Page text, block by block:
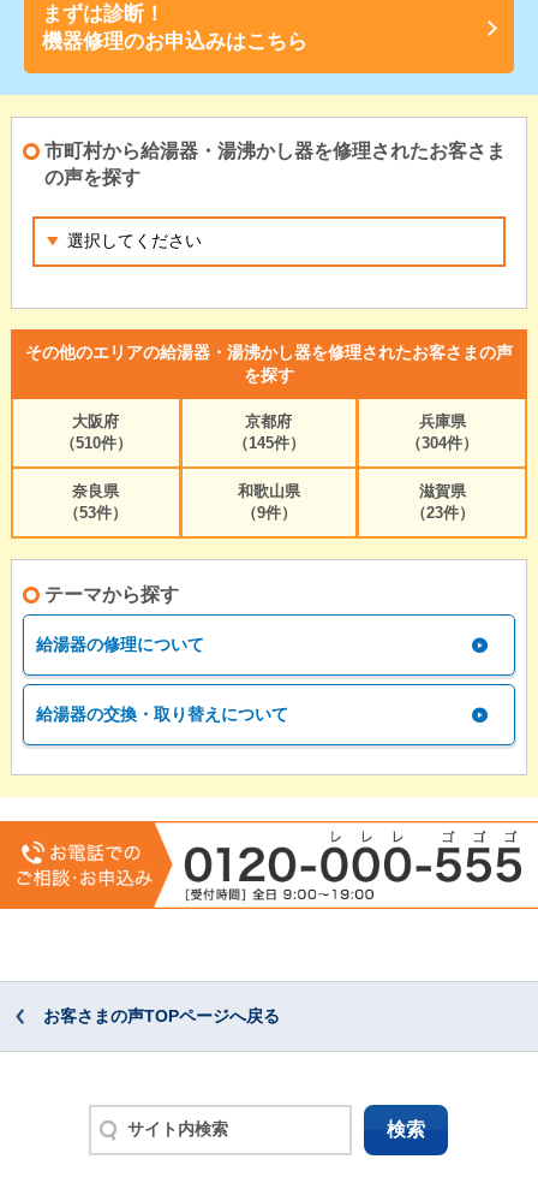
まずは診断！
機器修理のお申込みはこちら
市町村から給湯器・湯沸かし器を修理されたお客さま
の声を探す
その他のエリアの給湯器・湯沸かし器を修理されたお客さまの声
を探す
大阪府
（510件）
京都府
（145件）
兵庫県
（304件）
奈良県
（53件）
和歌山県
（9件）
滋賀県
（23件）
テーマから探す
給湯器の修理について
給湯器の交換・取り替えについて
お客さまの声TOPページへ戻る